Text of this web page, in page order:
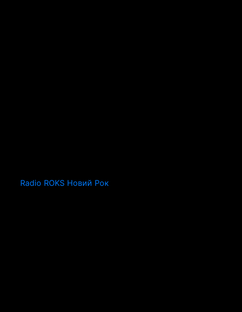
Radio ROKS Новий Рок